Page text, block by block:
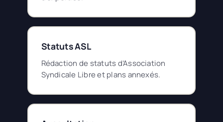
Statuts ASL
Rédaction de statuts d’Association
Syndicale Libre et plans annexés.